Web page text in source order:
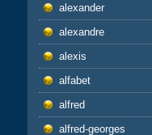
alexander
alexandre
alexis
alfabet
alfred
alfred-georges